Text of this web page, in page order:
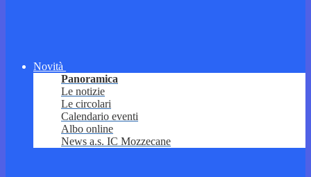
Novità
Panoramica
Le notizie
Le circolari
Calendario eventi
Albo online
News a.s. IC Mozzecane